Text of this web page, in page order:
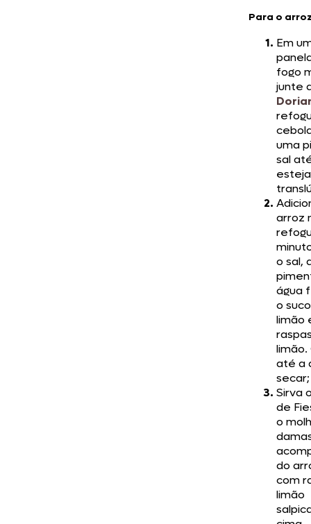
Para o
Em
fogo
junte
uma
sal
esteja
arroz
o sal,
água
o
limão
limão.
até a
secar;
Sirva
de
o
do
com
limão